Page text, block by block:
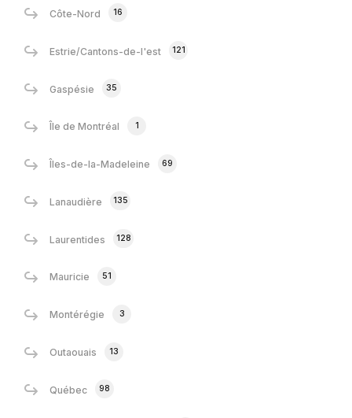
Côte-Nord 16
Estrie/Cantons-de-l'est 121
Gaspésie 35
Île de Montréal 1
Îles-de-la-Madeleine 69
Lanaudière 135
Laurentides 128
Mauricie 51
Montérégie 3
Outaouais 13
Québec 98